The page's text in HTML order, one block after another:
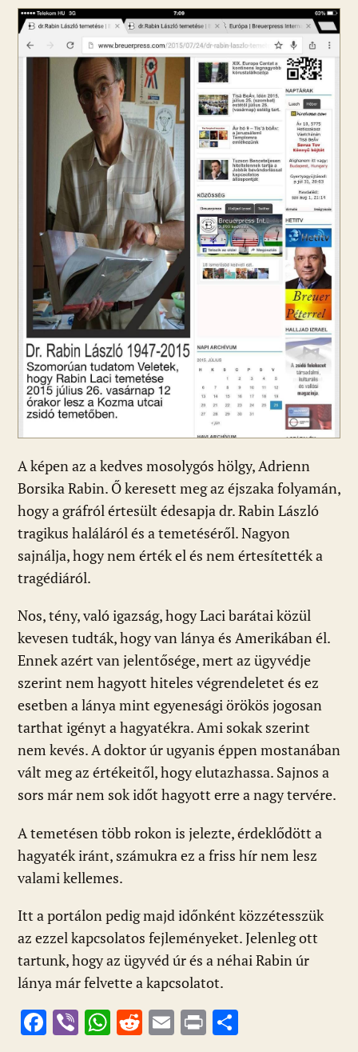
A képen az a kedves mosolygós hölgy, Adrienn
Borsika Rabin. Ő keresett meg az éjszaka folyamán,
hogy a gráfról értesült édesapja dr. Rabin László
tragikus haláláról és a temetéséről. Nagyon
sajnálja, hogy nem érték el és nem értesítették a
tragédiáról.
Nos, tény, való igazság, hogy Laci barátai közül
kevesen tudták, hogy van lánya és Amerikában él.
Ennek azért van jelentősége, mert az ügyvédje
szerint nem hagyott hiteles végrendeletet és ez
esetben a lánya mint egyenesági örökös jogosan
tarthat igényt a hagyatékra. Ami sokak szerint
nem kevés. A doktor úr ugyanis éppen mostanában
vált meg az értékeitől, hogy elutazhassa. Sajnos a
sors már nem sok időt hagyott erre a nagy tervére.
A temetésen több rokon is jelezte, érdeklődött a
hagyaték iránt, számukra ez a friss hír nem lesz
valami kellemes.
Itt a portálon pedig majd időnként közzétesszük
az ezzel kapcsolatos fejleményeket. Jelenleg ott
tartunk, hogy az ügyvéd úr és a néhai Rabin úr
lánya már felvette a kapcsolatot.
F Vi W R E Pr